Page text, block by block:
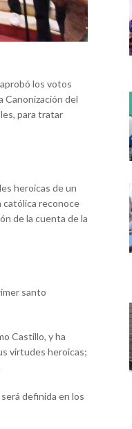
los votos
Canonización del
para tratar
heroicas de un
católica reconoce
de la cuenta de la
santo
Castillo, y ha
virtudes heroicas;
definida en los